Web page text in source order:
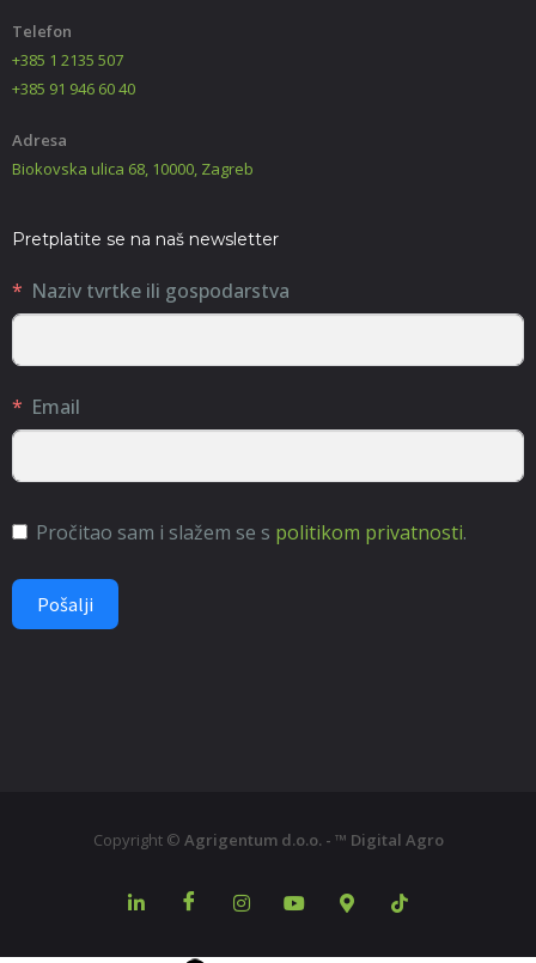
Telefon
+385 1 2135 507
+385 91 946 60 40
Adresa
Biokovska ulica 68, 10000, Zagreb
Pretplatite se na naš newsletter
Naziv tvrtke ili gospodarstva
Email
Pročitao sam i slažem se s politikom privatnosti.
Pošalji
Copyright © Agrigentum d.o.o. - ™ Digital Agro